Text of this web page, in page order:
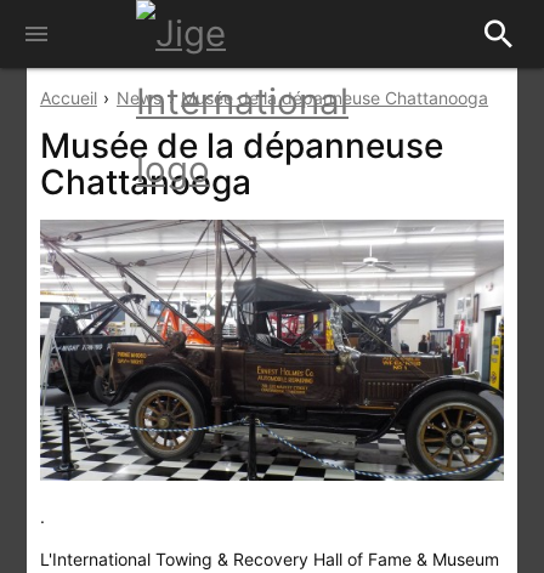
menu search
Accueil News Musée de la dépanneuse Chattanooga
Musée de la dépanneuse
Chattanooga
.
L'International Towing & Recovery Hall of Fame & Museum